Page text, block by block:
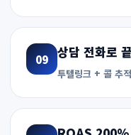
09 상담 전화로
투텔링크 + 콜 추